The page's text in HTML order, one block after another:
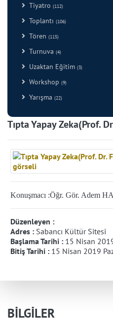
Tiyatro (112)
Toplantı (106)
Tören (115)
Turnuva (4)
Uzaktan Eğitim (3)
Workshop (9)
Yarışma (22)
Tıpta Yapay Zeka(Prof.
Konuşmacı :Öğr. Gör. Adem
Düzenleyen :
Adres : Sabancı Kültür Sitesi
Başlama Tarihi : 15 Nisan
Bitiş Tarihi : 15 Nisan 2019
BİLGİLER